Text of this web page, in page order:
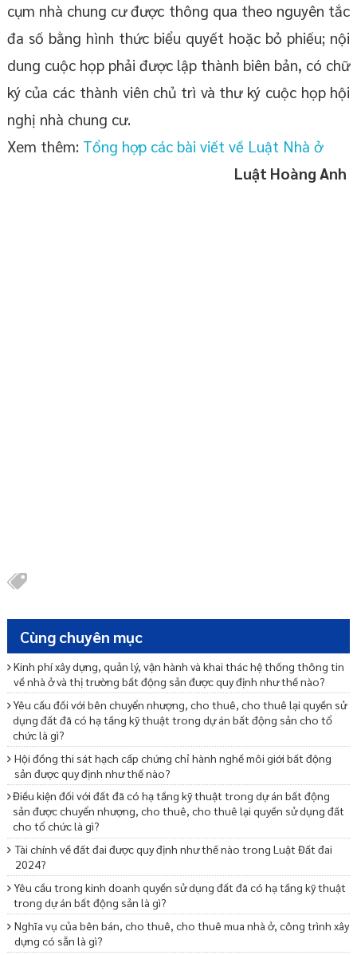
cụm nhà chung cư được thông qua theo nguyên tắc
đa số bằng hình thức biểu quyết hoặc bỏ phiếu; nội
dung cuộc họp phải được lập thành biên bản, có chữ
ký của các thành viên chủ trì và thư ký cuộc họp hội
nghị nhà chung cư.
Xem thêm: Tổng hợp các bài viết về Luật Nhà ở
Luật Hoàng Anh
Cùng chuyên mục
Kinh phí xây dựng, quản lý, vận hành và khai thác hệ thống thông tin
về nhà ở và thị trường bất động sản được quy định như thế nào?
Yêu cầu đối với bên chuyển nhượng, cho thuê, cho thuê lại quyền sử
dụng đất đã có hạ tầng kỹ thuật trong dự án bất động sản cho tổ
chức là gì?
Hội đồng thi sát hạch cấp chứng chỉ hành nghề môi giới bất động
sản được quy định như thế nào?
Điều kiện đối với đất đã có hạ tầng kỹ thuật trong dự án bất động
sản được chuyển nhượng, cho thuê, cho thuê lại quyền sử dụng đất
cho tổ chức là gì?
Tài chính về đất đai được quy định như thế nào trong Luật Đất đai
2024?
Yêu cầu trong kinh doanh quyền sử dụng đất đã có hạ tầng kỹ thuật
trong dự án bất động sản là gì?
Nghĩa vụ của bên bán, cho thuê, cho thuê mua nhà ở, công trình xây
dựng có sẵn là gì?